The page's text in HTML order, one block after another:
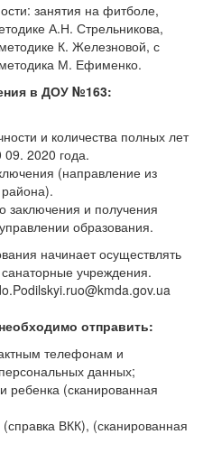
занятия на фитболе,
А.Н. Стрельникова,
К. Железновой, с
М. Ефименко.
в ДОУ №163:
и количества полных лет
2020 года.
(направление из
заключения и получения
образования.
начинает осуществлять
учреждения.
отправить:
телефонам и
данных;
ребенка (сканированная
ВКК), (сканированная